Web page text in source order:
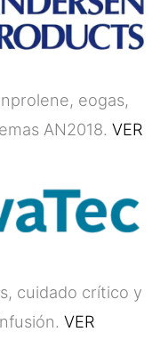
eogas,
AN2018. VER
cuidado crítico y
VER